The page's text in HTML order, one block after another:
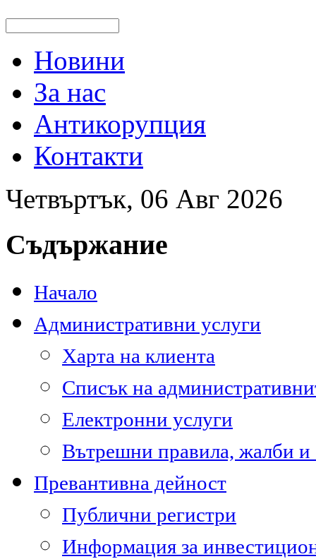
Новини
За нас
Антикорупция
Контакти
Четвъртък, 06 Авг 2026
Съдържание
Начало
Административни услуги
Харта на клиента
Списък на
Електронни услуги
Вътрешни правила, жалби и
Превантивна дейност
Публични регистри
Информация за